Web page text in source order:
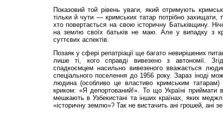
Показовий той рівень уваги, який отримують
тільки й чути — кримських татар потрібно захищати,
хто повертається на свою історичну Батьківщину.
на землю своїх батьків не маю. Але у випадку з
суттєвих аспектів.
Позаяк у сфері репатріації ще багато невирішених
лише ті, кого справді вивезено з автономії.
спадкоємцем насильно вивезеного вважається
спеціального поселення до 1956 року. Зараз іноді
людина (особливо це властиво кримським
криком: «Я депортований!». То що Україні приймати
мешкають в Узбекистані та інших країнах, яких
«історичну землю»? Так не вистачить ані грошей, ані